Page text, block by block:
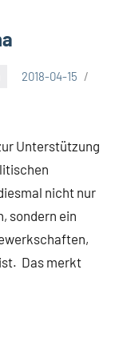
2018-04-15
Unterstützung
nicht nur
sondern ein
Das merkt